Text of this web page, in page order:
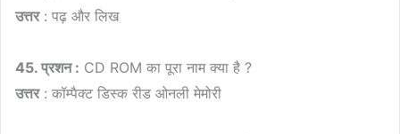
उत्तर: पढ़ और लिख
45. प्रशन : CD ROM का पूरा नाम क्या है ?
उत्तर: कॉम्पैक्ट डिस्क रीड ओनली मेमोरी